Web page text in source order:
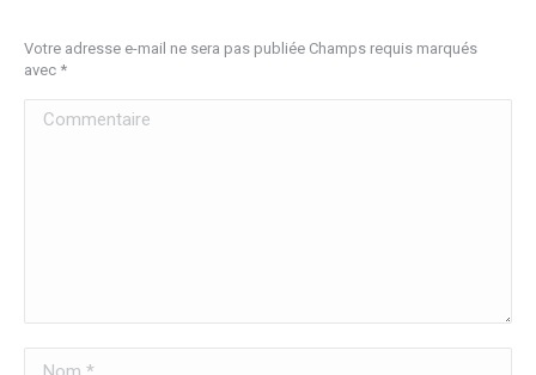
Votre adresse e-mail ne sera pas publiée Champs requis marqués
avec *
Commentaire
Nom *